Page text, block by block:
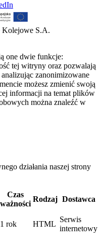
S.A.
one dwie funkcje:
tej witryny oraz pozwalają
zanonimizowane
możesz zmienić swoją
informacji na temat plików
można znaleźć w
działania naszej strony
Czas
ważności
Rodzaj Dostawca
1 rok HTML
Serwis
internetowy